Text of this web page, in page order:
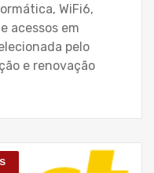
WiFi6,
acessos em
pelo
e renovação